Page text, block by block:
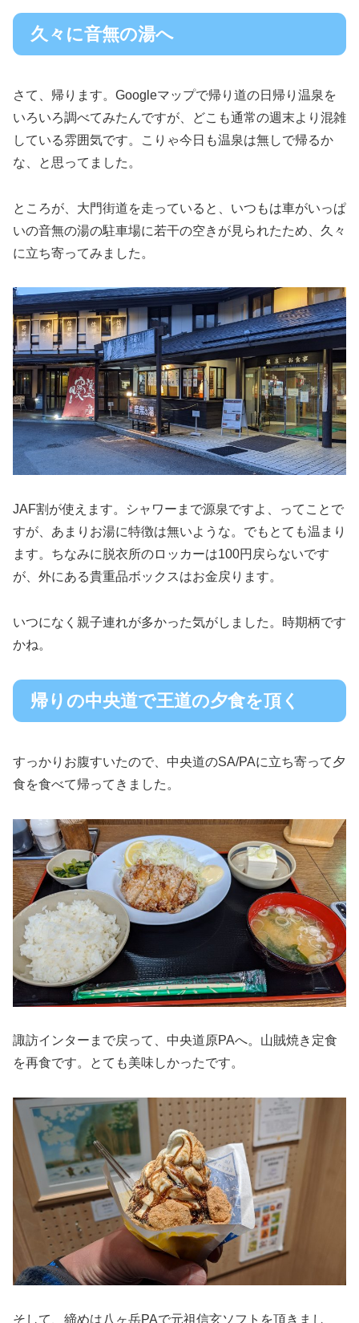
久々に音無の湯へ
さて、帰ります。Googleマップで帰り道の日帰り温泉を
いろいろ調べてみたんですが、どこも通常の週末より混雑
している雰囲気です。こりゃ今日も温泉は無しで帰るか
な、と思ってました。
ところが、大門街道を走っていると、いつもは車がいっぱ
いの音無の湯の駐車場に若干の空きが見られたため、久々
に立ち寄ってみました。
JAF割が使えます。シャワーまで源泉ですよ、ってことで
すが、あまりお湯に特徴は無いような。でもとても温まり
ます。ちなみに脱衣所のロッカーは100円戻らないです
が、外にある貴重品ボックスはお金戻ります。
いつになく親子連れが多かった気がしました。時期柄です
かね。
帰りの中央道で王道の夕食を頂く
すっかりお腹すいたので、中央道のSA/PAに立ち寄って夕
食を食べて帰ってきました。
諏訪インターまで戻って、中央道原PAへ。山賊焼き定食
を再食です。とても美味しかったです。
そして、締めは八ヶ岳PAで元祖信玄ソフトを頂きまし